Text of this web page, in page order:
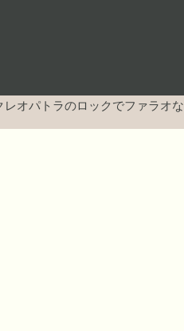
オパトラのロックでファラオ